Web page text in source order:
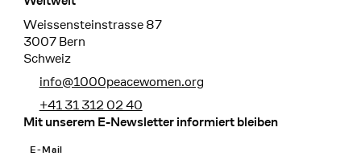
Weissensteinstrasse 87
3007 Bern
Schweiz
info@1000peacewomen.org
+41 31 312 02 40
Mit unserem E-Newsletter informiert bleiben
E-Mail